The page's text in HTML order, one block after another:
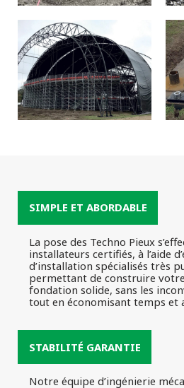
SIMPLE ET ABORDABLE
La pose des Techno Pieux
installateurs certifiés, à l’aide
d’installation spécialisés très
permettant de construire
fondation solide, sans les
tout en économisant temps et
STABILITÉ GARANTIE
Notre équipe d’ingénierie